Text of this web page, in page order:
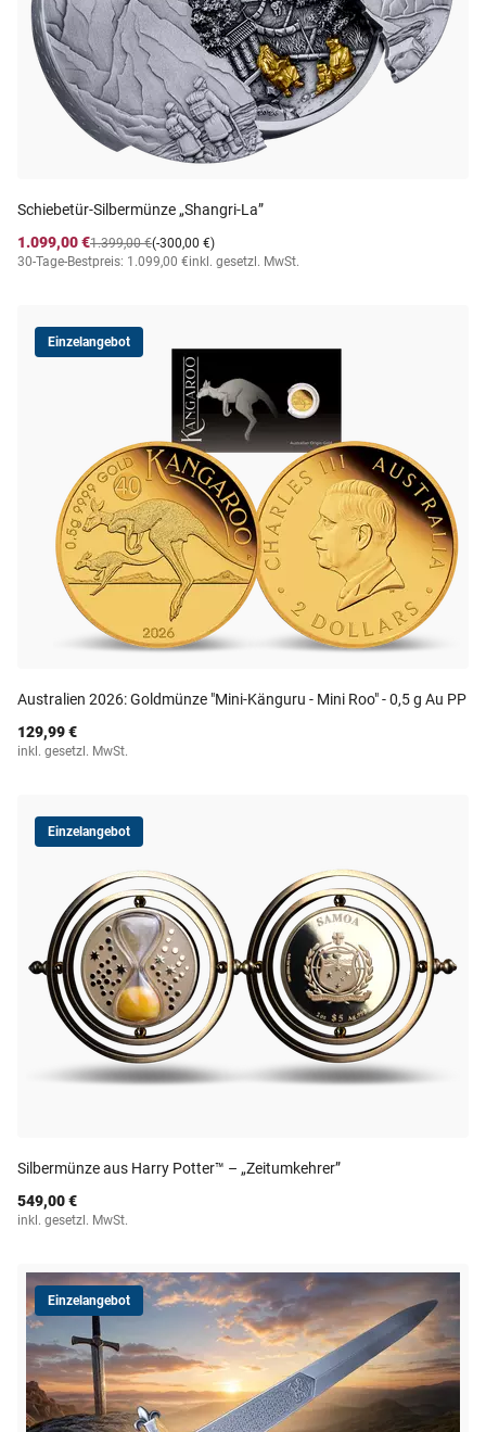
Schiebetür-Silbermünze „Shangri-La”
1.099,00 €
(-300,00 €)
1.399,00 €
30-Tage-Bestpreis: 1.099,00 €inkl. gesetzl. MwSt.
Einzelangebot
Australien 2026: Goldmünze "Mini-Känguru - Mini Roo" - 0,5 g Au PP
129,99 €
inkl. gesetzl. MwSt.
Einzelangebot
Silbermünze aus Harry Potter™ – „Zeitumkehrer”
549,00 €
inkl. gesetzl. MwSt.
Einzelangebot